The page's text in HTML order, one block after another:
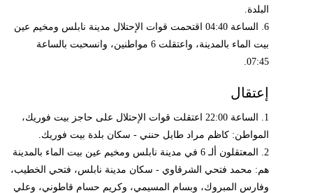
البلدة.
6. الساعة 04:40 اقتحمت قوات الإحتلال مدينة نابلس ومخيم عين
بيت الماء بالمدينة، واعتقلت 6 مواطنين، وانسحبت بالساعة
07:45.
إعتقال
1. الساعة 22:00 اعتقلت قوات الإحتلال على حاجز بيت فوريك،
المواطن: كاظم مراد طايل حنني - سكان بلدة بيت فوريك.
2. المعتقلون ألـ 6 في مدينة نابلس ومخيم عين بيت الماء بالمدينة
هم: محمد فتحي الشرقاوي - سكان مدينة نابلس، فتحي الخطيب،
وفارس المبروك، وبسام المسيمي، وكريم حسام قاطوني، وعلي